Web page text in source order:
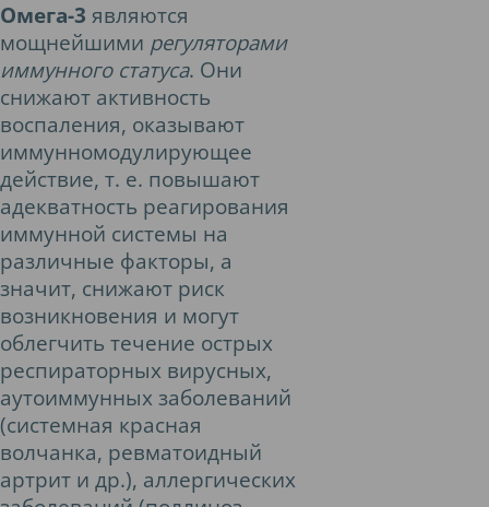
Омега-3 являются
мощнейшими регуляторами
иммунного статуса. Они
снижают активность
воспаления, оказывают
иммунномодулирующее
действие, т. е. повышают
адекватность реагирования
иммунной системы на
различные факторы, а
значит, снижают риск
возникновения и могут
облегчить течение острых
респираторных вирусных,
аутоиммунных заболеваний
(системная красная
волчанка, ревматоидный
артрит и др.), аллергических